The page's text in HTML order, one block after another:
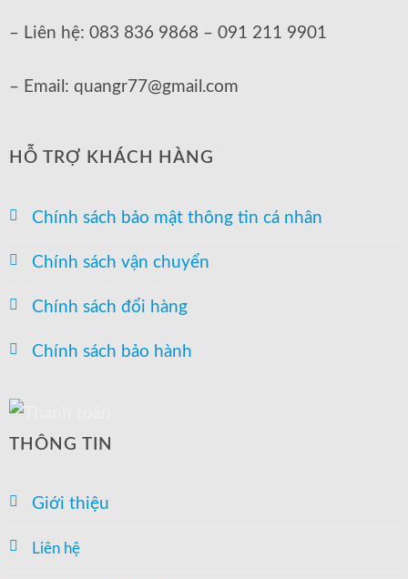
– Liên hệ: 083 836 9868 – 091 211 9901
– Email: quangr77@gmail.com
HỖ TRỢ KHÁCH HÀNG
Chính sách bảo mật thông tin cá nhân
Chính sách vận chuyển
Chính sách đổi hàng
Chính sách bảo hành
THÔNG TIN
Giới thiệu
Liên hệ